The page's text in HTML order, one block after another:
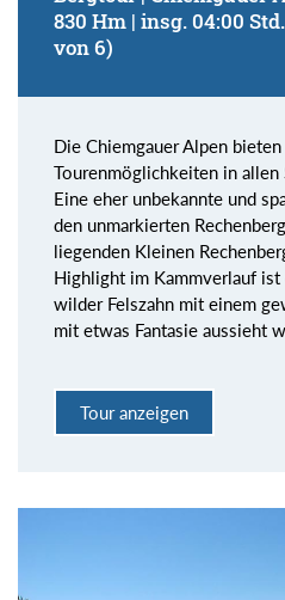
830 Hm | insg. 04:00
von 6)
Die Chiemgauer Alpen
Tourenmöglichkeiten in allen
Eine eher unbekannte und
den unmarkierten
liegenden Kleinen
Highlight im Kammverlauf
wilder Felszahn mit einem
mit etwas Fantasie aussieht
Tour anzeigen